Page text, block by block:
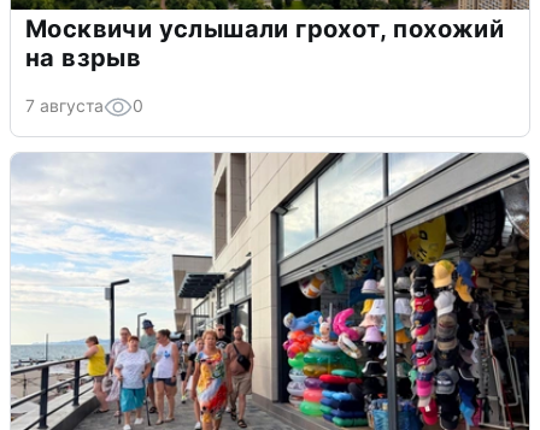
Москвичи услышали грохот, похожий
на взрыв
7 августа 0